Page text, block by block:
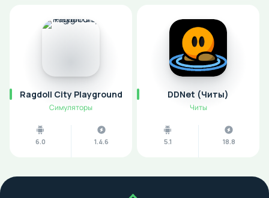
Ragdoll City Playground
Симуляторы
6.0 1.4.6
DDNet (Читы)
Читы
5.1 18.8